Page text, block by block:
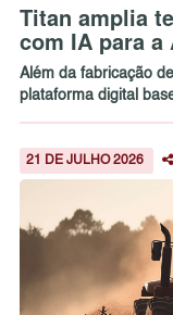
Titan amplia
com IA para
Além da fabricação
plataforma digital
21 DE JULHO 2026